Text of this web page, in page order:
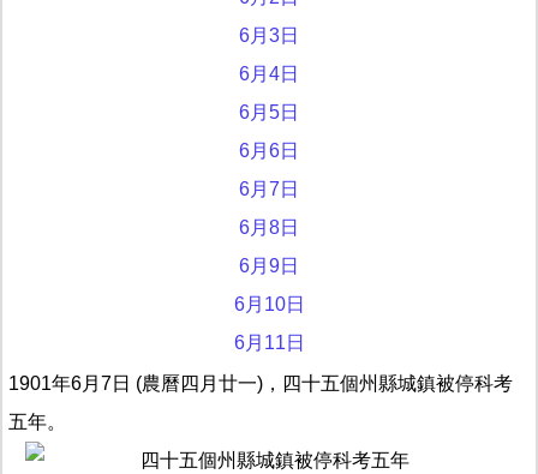
6月3日
6月4日
6月5日
6月6日
6月7日
6月8日
6月9日
6月10日
6月11日
1901年6月7日 (農曆四月廿一)，四十五個州縣城鎮被停科考
五年。